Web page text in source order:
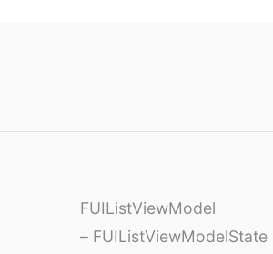
FUIListViewModel
– FUIListViewModelState